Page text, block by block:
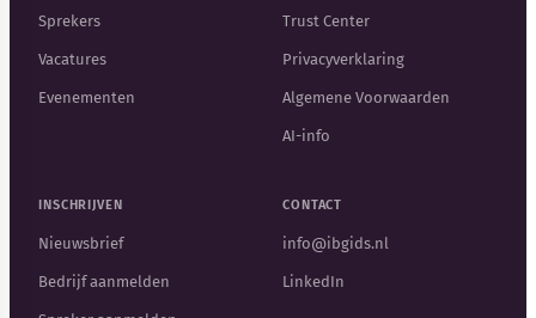
Sprekers
Vacatures
Evenementen
Trust Center
Privacyverklaring
Algemene Voorwaarden
AI-info
INSCHRIJVEN
Nieuwsbrief
Bedrijf aanmelden
CONTACT
info@ibgids.nl
LinkedIn